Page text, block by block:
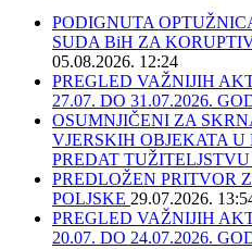
PODIGNUTA
SUDA BiH ZA
05.08.2026. 12:24
PREGLED VAŽNIJIH
27.07. DO 31.07.2026.
OSUMNJIČENI ZA
VJERSKIH OBJEKATA
PREDAT
PREDLOŽEN PRITVOR
POLJSKE 29.07.2026.
PREGLED VAŽNIJIH
20.07. DO 24.07.2026.